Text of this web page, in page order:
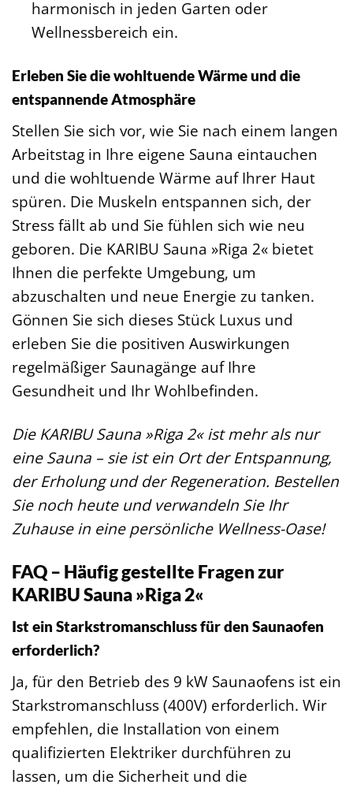
harmonisch in jeden Garten oder
Wellnessbereich ein.
Erleben Sie die wohltuende Wärme und die
entspannende Atmosphäre
Stellen Sie sich vor, wie Sie nach einem langen
Arbeitstag in Ihre eigene Sauna eintauchen
und die wohltuende Wärme auf Ihrer Haut
spüren. Die Muskeln entspannen sich, der
Stress fällt ab und Sie fühlen sich wie neu
geboren. Die KARIBU Sauna »Riga 2« bietet
Ihnen die perfekte Umgebung, um
abzuschalten und neue Energie zu tanken.
Gönnen Sie sich dieses Stück Luxus und
erleben Sie die positiven Auswirkungen
regelmäßiger Saunagänge auf Ihre
Gesundheit und Ihr Wohlbefinden.
Die KARIBU Sauna »Riga 2« ist mehr als nur
eine Sauna – sie ist ein Ort der Entspannung,
der Erholung und der Regeneration. Bestellen
Sie noch heute und verwandeln Sie Ihr
Zuhause in eine persönliche Wellness-Oase!
FAQ – Häufig gestellte Fragen zur
KARIBU Sauna »Riga 2«
Ist ein Starkstromanschluss für den Saunaofen
erforderlich?
Ja, für den Betrieb des 9 kW Saunaofens ist ein
Starkstromanschluss (400V) erforderlich. Wir
empfehlen, die Installation von einem
qualifizierten Elektriker durchführen zu
lassen, um die Sicherheit und die